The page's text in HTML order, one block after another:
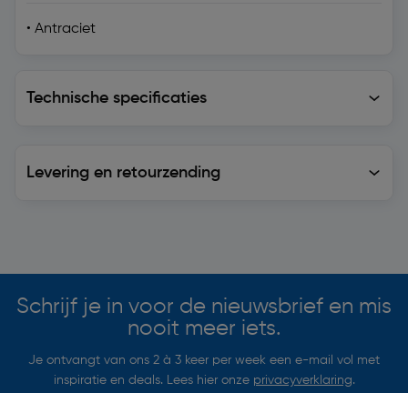
• Antraciet
Technische specificaties
Levering en retourzending
Schrijf je in voor de nieuwsbrief en mis
nooit meer iets.
Je ontvangt van ons 2 à 3 keer per week een e-mail vol met
inspiratie en deals. Lees hier onze privacyverklaring.